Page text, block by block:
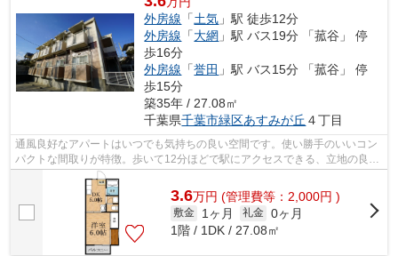
外房線 「土気 」駅 徒歩12分
外房線 「大網 」駅 バス19分 「菰谷」 停
歩16分
外房線 「誉田 」駅 バス15分 「菰谷」 停
歩15分
築35年 / 27.08㎡
千葉県千葉市緑区あすみが丘 ４丁目
通風良好なアパートはいつでも気持ちの良い空間です。使い勝手のいいコン
パクトな間取りが特徴。歩いて12分ほどで駅にアクセスできる、立地の良さ
も魅力の物件です。忙しい方にはうっ...
3.6万円 (管理費等：2,000円 )
敷金 1ヶ月 礼金 0ヶ月
1階 / 1DK / 27.08㎡